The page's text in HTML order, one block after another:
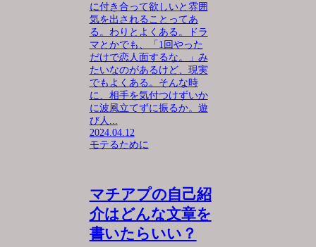
に付き合って欲しいと雰囲
気を出されることってあ
る。わりとよくある。ドラ
マとかでも、「1回やった
だけで恋人面するな。」み
たいなのがあるけど、現実
でもよくある。そんな時
に、相手を気付つけずいか
に波風立てずに振るか。遊
び人...
2024.04.12
モテるために
マチアプの自己紹
介はどんな文章を
書いたらいい？